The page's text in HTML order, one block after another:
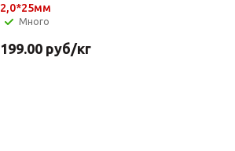
2,0*25мм
Много
199.00руб/кг